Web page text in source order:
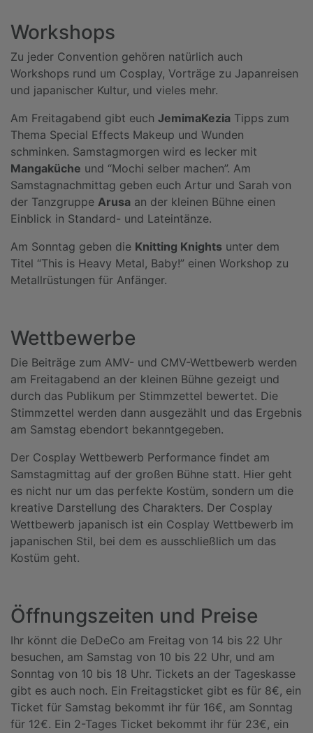
Workshops
Zu jeder Convention gehören natürlich auch
Workshops rund um Cosplay, Vorträge zu Japanreisen
und japanischer Kultur, und vieles mehr.
Am Freitagabend gibt euch JemimaKezia Tipps zum
Thema Special Effects Makeup und Wunden
schminken. Samstagmorgen wird es lecker mit
Mangaküche und “Mochi selber machen”. Am
Samstagnachmittag geben euch Artur und Sarah von
der Tanzgruppe Arusa an der kleinen Bühne einen
Einblick in Standard- und Lateintänze.
Am Sonntag geben die Knitting Knights unter dem
Titel “This is Heavy Metal, Baby!” einen Workshop zu
Metallrüstungen für Anfänger.
Wettbewerbe
Die Beiträge zum AMV- und CMV-Wettbewerb werden
am Freitagabend an der kleinen Bühne gezeigt und
durch das Publikum per Stimmzettel bewertet. Die
Stimmzettel werden dann ausgezählt und das Ergebnis
am Samstag ebendort bekanntgegeben.
Der Cosplay Wettbewerb Performance findet am
Samstagmittag auf der großen Bühne statt. Hier geht
es nicht nur um das perfekte Kostüm, sondern um die
kreative Darstellung des Charakters. Der Cosplay
Wettbewerb japanisch ist ein Cosplay Wettbewerb im
japanischen Stil, bei dem es ausschließlich um das
Kostüm geht.
Öffnungszeiten und Preise
Ihr könnt die DeDeCo am Freitag von 14 bis 22 Uhr
besuchen, am Samstag von 10 bis 22 Uhr, und am
Sonntag von 10 bis 18 Uhr. Tickets an der Tageskasse
gibt es auch noch. Ein Freitagsticket gibt es für 8€, ein
Ticket für Samstag bekommt ihr für 16€, am Sonntag
für 12€. Ein 2-Tages Ticket bekommt ihr für 23€, ein